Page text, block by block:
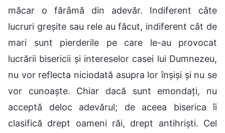
măcar o fărâmă din adevăr. Indiferent câte
lucruri greșite sau rele au făcut, indiferent cât de
mari sunt pierderile pe care le-au provocat
lucrării bisericii și intereselor casei lui Dumnezeu,
nu vor reflecta niciodată asupra lor înșiși și nu se
vor cunoaște. Chiar dacă sunt emondați, nu
acceptă deloc adevărul; de aceea biserica îi
clasifică drept oameni răi, drept antihriști. Cel